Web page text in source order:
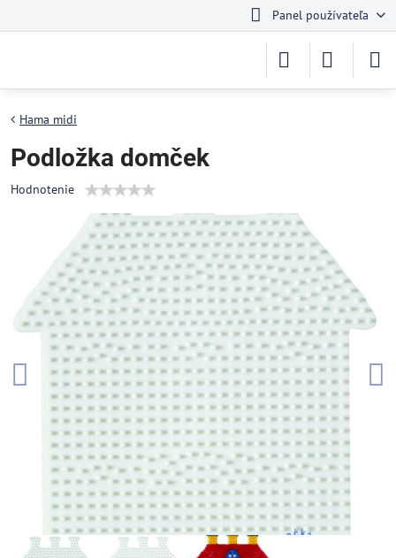
Panel používateľa
Hama midi
Podložka domček
Hodnotenie